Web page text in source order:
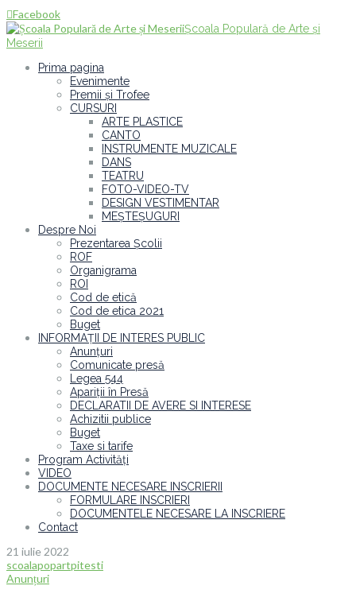
Facebook
Școala Populară de Arte și
Meserii
Prima pagina
Evenimente
Premii și Trofee
CURSURI
ARTE PLASTICE
CANTO
INSTRUMENTE MUZICALE
DANS
TEATRU
FOTO-VIDEO-TV
DESIGN VESTIMENTAR
MEȘTEȘUGURI
Despre Noi
Prezentarea Școlii
ROF
Organigrama
ROI
Cod de etică
Cod de etica 2021
Buget
INFORMAȚII DE INTERES PUBLIC
Anunțuri
Comunicate presă
Legea 544
Apariții în Presă
DECLARATII DE AVERE SI INTERESE
Achizitii publice
Buget
Taxe si tarife
Program Activități
VIDEO
DOCUMENTE NECESARE INSCRIERII
FORMULARE INSCRIERI
DOCUMENTELE NECESARE LA INSCRIERE
Contact
21 iulie 2022
scoalapopartpitesti
Anunțuri